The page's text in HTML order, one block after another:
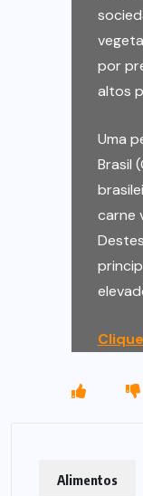
por
altos
Uma
Brasil
carne
Alimentos